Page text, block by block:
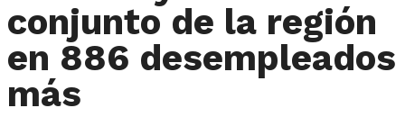
conjunto de la región
en 886 desempleados
más